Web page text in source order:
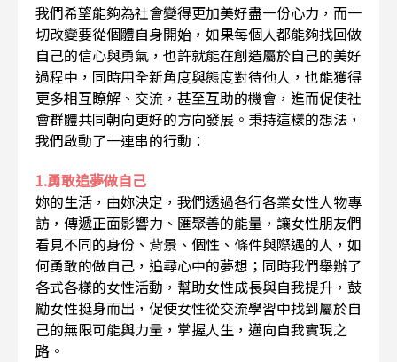
我們希望能夠為社會變得更加美好盡一份心力，而一
切改變要從個體自身開始，如果每個人都能夠找回做
自己的信心與勇氣，也許就能在創造屬於自己的美好
過程中，同時用全新角度與態度對待他人，也能獲得
更多相互瞭解、交流，甚至互助的機會，進而促使社
會群體共同朝向更好的方向發展。秉持這樣的想法，
我們啟動了一連串的行動：
1.勇敢追夢做自己
妳的生活，由妳決定，我們透過各行各業女性人物專
訪，傳遞正面影響力、匯聚善的能量，讓女性朋友們
看見不同的身份、背景、個性、條件與際遇的人，如
何勇敢的做自己，追尋心中的夢想；同時我們舉辦了
各式各樣的女性活動，幫助女性成長與自我提升，鼓
勵女性挺身而出，促使女性從交流學習中找到屬於自
己的無限可能與力量，掌握人生，邁向自我實現之
路。